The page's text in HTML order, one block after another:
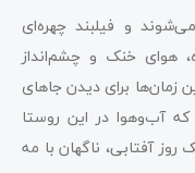
و فیلبند چهره‌ای
هوای خنک و چشم‌انداز
زمان‌ها برای دیدن جاهای
که آب‌وهوا در این روستا
آفتابی، ناگهان با مه